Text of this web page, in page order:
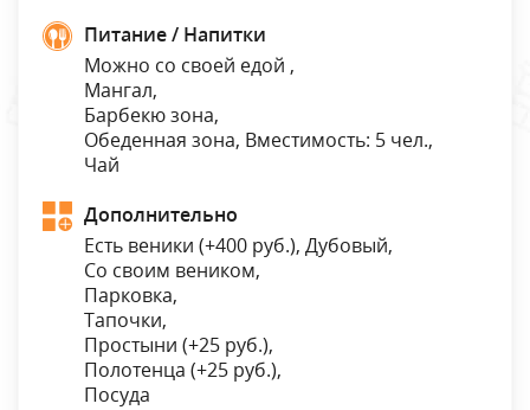
Питание / Напитки
Можно со своей едой ,
Мангал,
Барбекю зона,
Обеденная зона, Вместимость: 5 чел.,
Чай
Дополнительно
Есть веники (+400 руб.), Дубовый,
Со своим веником,
Парковка,
Тапочки,
Простыни (+25 руб.),
Полотенца (+25 руб.),
Посуда